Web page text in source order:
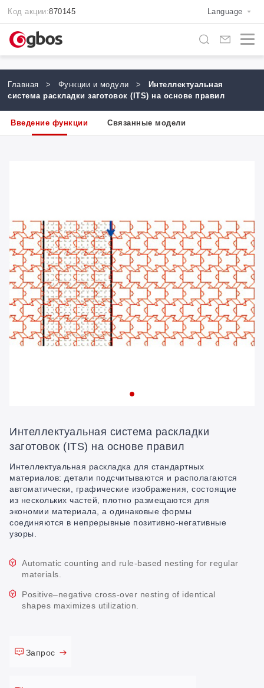
Код акции:870145 Language
Главная > Функции и модули >
Интеллектуальная
система раскладки заготовок (ITS) на основе правил
Введение функции Связанные модели
Интеллектуальная система раскладки
заготовок (ITS) на основе правил
Интеллектуальная раскладка для стандартных
материалов: детали подсчитываются и располагаются
автоматически, графические изображения, состоящие
из нескольких частей, плотно размещаются для
экономии материала, а одинаковые формы
соединяются в непрерывные позитивно-негативные
узоры.
Automatic counting and rule-based nesting for regular
materials.
Positive–negative cross-over nesting of identical
shapes maximizes utilization.
Запрос